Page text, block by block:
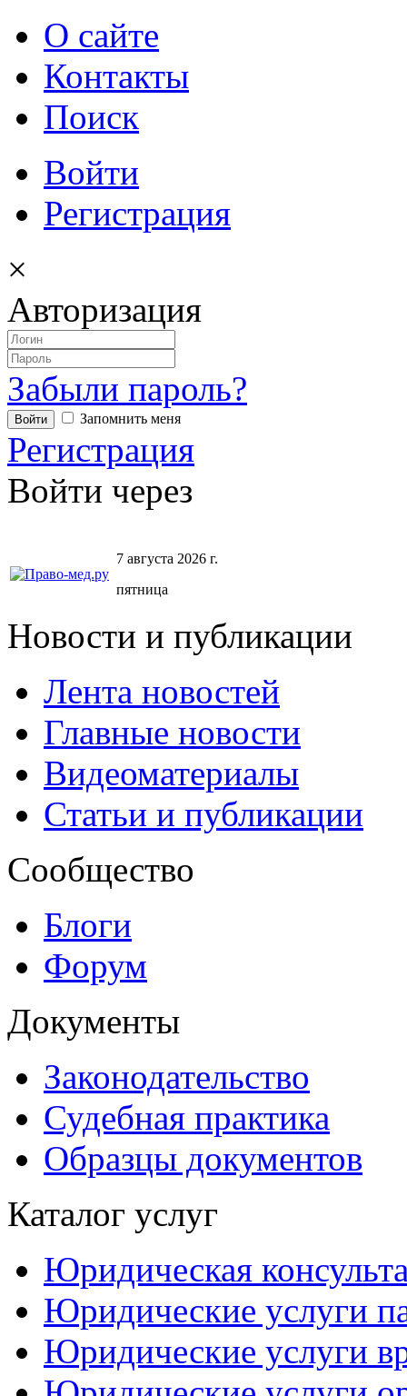
О сайте
Контакты
Поиск
Войти
Регистрация
×
Авторизация
Забыли пароль?
Запомнить меня
Регистрация
Войти через
7 августа 2026 г.
пятница
Новости и публикации
Лента новостей
Главные новости
Видеоматериалы
Статьи и публикации
Сообщество
Блоги
Форум
Документы
Законодательство
Судебная практика
Образцы документов
Каталог услуг
Юридическая
Юридические услуги
Юридические услуги